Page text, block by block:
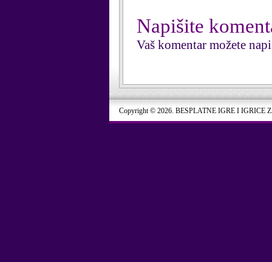
Napišite
Vaš komentar možete
Copyright © 2026. BESPLATNE IGRE I IGRICE